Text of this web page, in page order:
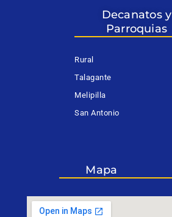
Decanatos y
Parroquias
Rural
Talagante
Melipilla
San Antonio
Mapa